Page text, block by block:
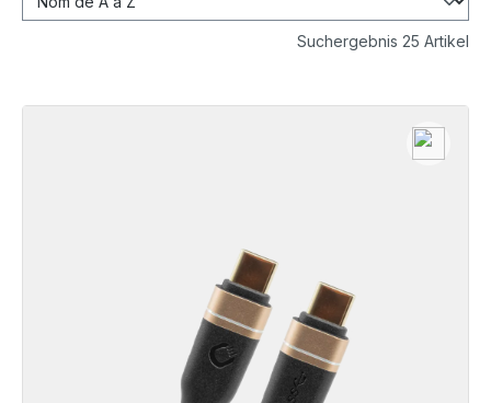
Suchergebnis 25 Artikel